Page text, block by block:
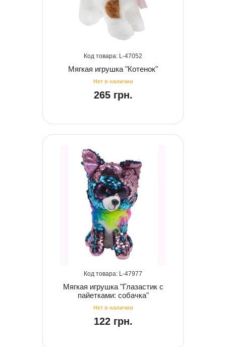
47052
Мягкая игрушка "Котенок"
265 грн.
47977
Мягкая игрушка "Глазастик с
пайетками: собачка"
122 грн.